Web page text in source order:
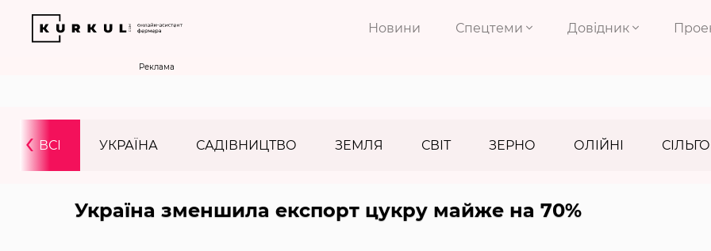
Новини Спецтеми Довідник
Реклама
ВСІ УКРАЇНА САДІВНИЦТВО ЗЕМЛЯ СВІТ ЗЕРНО ОЛІЙНІ
‹
Україна зменшила експорт цукру майже на 70%